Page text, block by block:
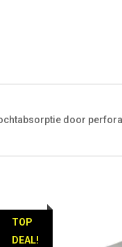
door
TOP
DEAL!